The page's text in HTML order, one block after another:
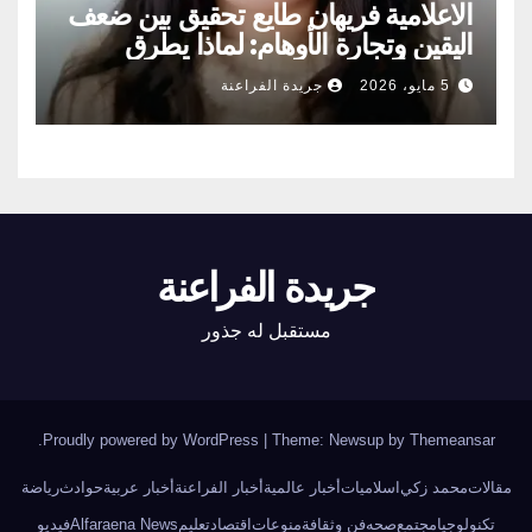
الاعلامية فريهان طايع تحقيق بين ضعف
اليقين وتجارة الأوهام: لماذا يطرق
الناس أبواب المشعوذين
5 مايو، 2026 جريدة الفراعنة
جريدة الفراعنة
مستقبل له جذور
Proudly powered by WordPress Theme: Newsup by Themeansar
مقالاتمحمد زكي اسلامياتأخبار عالمية أخبار الفراعنة أخبار عربيةحوادثرياضة
تكنولوجيامجتمعصحهفن وثقافةمنوعات اقتصادتعليمAlfaraena Newsفيديو